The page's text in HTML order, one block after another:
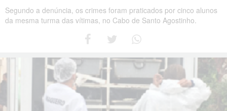
Segundo a denúncia, os crimes foram praticados por cinco alunos
da mesma turma das vítimas, no Cabo de Santo Agostinho.